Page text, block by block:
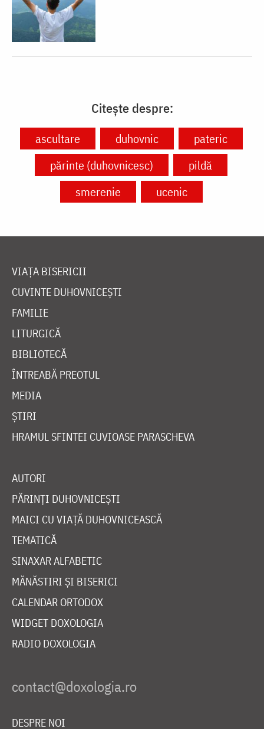
Citește despre:
ascultare duhovnic
pateric
părinte (duhovnicesc)
pildă
smerenie
ucenic
VIAȚA BISERICII
CUVINTE DUHOVNICEȘTI
FAMILIE
LITURGICĂ
BIBLIOTECĂ
ÎNTREABĂ PREOTUL
MEDIA
ȘTIRI
HRAMUL SFINTEI CUVIOASE PARASCHEVA
AUTORI
PĂRINȚI DUHOVNICEȘTI
MAICI CU VIAȚĂ DUHOVNICEASCĂ
TEMATICĂ
SINAXAR ALFABETIC
MĂNĂSTIRI ȘI BISERICI
CALENDAR ORTODOX
WIDGET DOXOLOGIA
RADIO DOXOLOGIA
DESPRE NOI